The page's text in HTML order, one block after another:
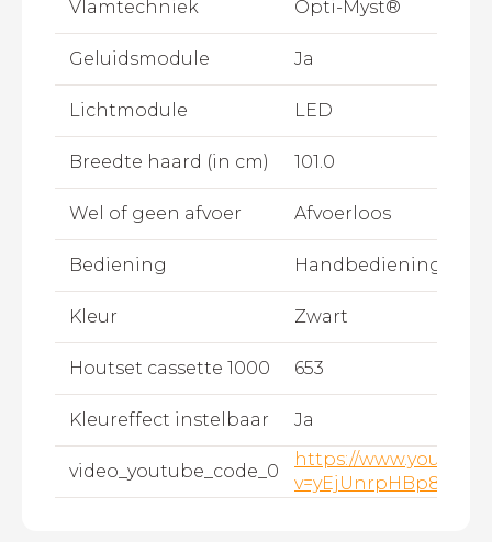
Vlamtechniek Opti-Myst®
Geluidsmodule Ja
Lichtmodule LED
Breedte haard (in cm) 101.0
Wel of geen afvoer Afvoerloos
Bediening
Kleur Zwart
Houtset cassette 1000 653
Kleureffect instelbaar Ja
video_youtube_code_0
https://
v=yEjUnrpHBp8&t=3s